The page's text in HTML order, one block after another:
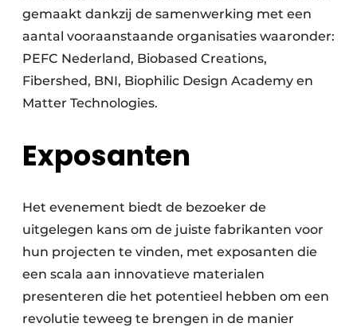
gemaakt dankzij de samenwerking met een
aantal vooraanstaande organisaties waaronder:
PEFC Nederland, Biobased Creations,
Fibershed, BNI, Biophilic Design Academy en
Matter Technologies.
Exposanten
Het evenement biedt de bezoeker de
uitgelegen kans om de juiste fabrikanten voor
hun projecten te vinden, met exposanten die
een scala aan innovatieve materialen
presenteren die het potentieel hebben om een ​​
revolutie teweeg te brengen in de manier